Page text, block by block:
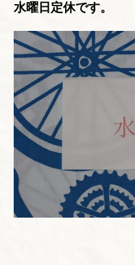
水曜日定休です。